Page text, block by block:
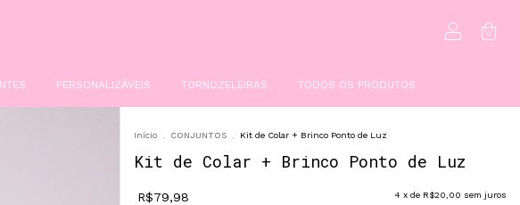
0
PERSONALIZÁVEIS TORNOZELEIRAS TODOS OS PRODUTOS
Início CONJUNTOS Kit de Colar + Brinco Ponto de Luz
Kit de Colar + Brinco Ponto de Luz
R$79,98 4 x de R$20,00 sem juros